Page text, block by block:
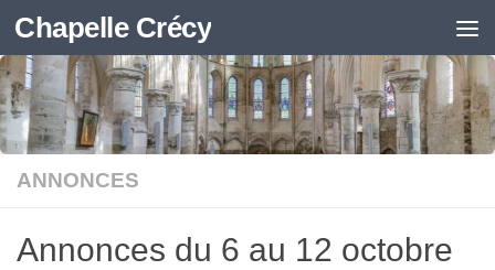
Skip to content
Chapelle Crécy
ANNONCES
Annonces du 6 au 12 octobre